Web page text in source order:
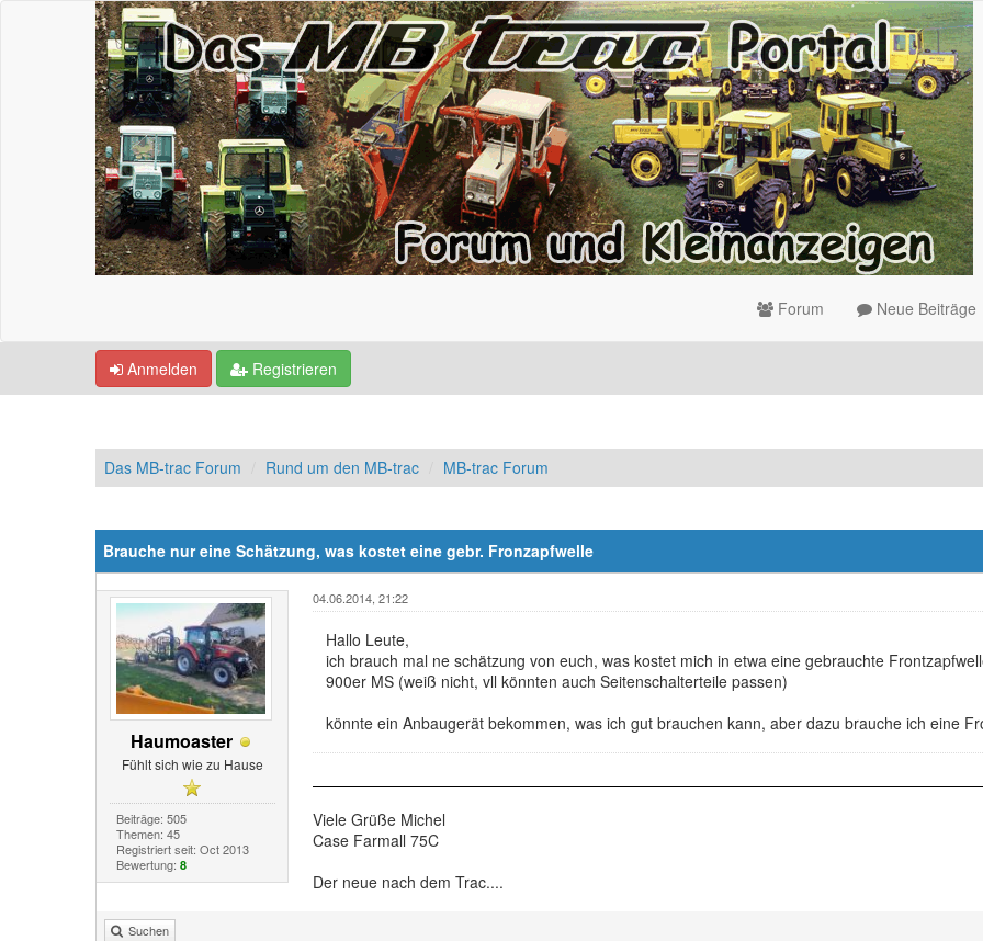
Forum Neue Beiträge
Anmelden Registrieren
Das MB-trac Forum Rund um den MB-trac MB-trac Forum
Brauche nur eine Schätzung, was kostet eine gebr. Fronzapfwelle
Haumoaster
Fühlt sich wie zu Hause
Beiträge: 505
Themen: 45
Registriert seit: Oct 2013
Bewertung: 8
04.06.2014, 21:22
Hallo Leute,
ich brauch mal ne schätzung von euch, was kostet mich in etwa eine gebrauchte
900er MS (weiß nicht, vll könnten auch Seitenschalterteile passen)
könnte ein Anbaugerät bekommen, was ich gut brauchen kann, aber dazu brauche ich eine
Viele Grüße Michel
Case Farmall 75C
Der neue nach dem Trac....
Suchen